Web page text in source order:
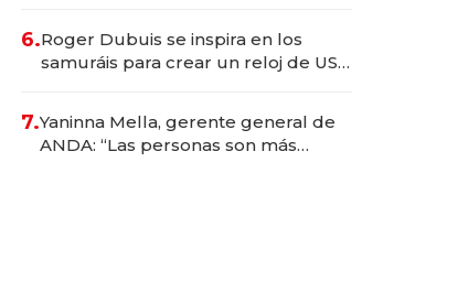
6.Roger Dubuis se inspira en los
samuráis para crear un reloj de US$
7.Yaninna Mella, gerente general de
ANDA: “Las personas son más